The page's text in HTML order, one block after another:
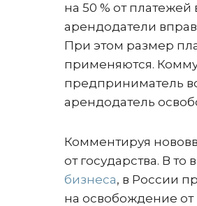
на 50 % от
арендодатели
При этом размер
применяются.
предприниматель
арендодатель
Комментируя
от государства. В то
бизнеса, в России
на освобождение от